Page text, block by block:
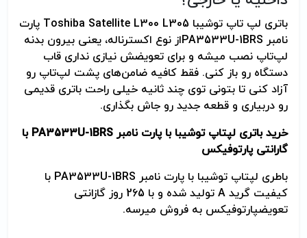
باتری لپ تاپ توشیبا Toshiba Satellite L300 L305 پارت
نامبر PA3533U-1BRSاز نوع اکسترناله، یعنی بیرون بدنه
لپ‌تاپ نصب میشه و برای تعویضش نیازی نداری قاب
دستگاه رو باز کنی. فقط کافیه ضامن‌های پشت لپ‌تاپ رو
آزاد کنی تا بتونی توی چند ثانیه خیلی راحت باتری قدیمی
رو دربیاری و قطعه جدید رو جاش بگذاری.
خرید باتری لپتاپ توشیبا با پارت نامبر
با
گارانتی پارتوفیکس
باطری لپتاپ توشیبا با پارت نامبر PA3533U-1BRS با
کیفیت گرید A تولید شده و با 265 روز گازانتی
تعویضپارتوفیکس به فروش میرسه.